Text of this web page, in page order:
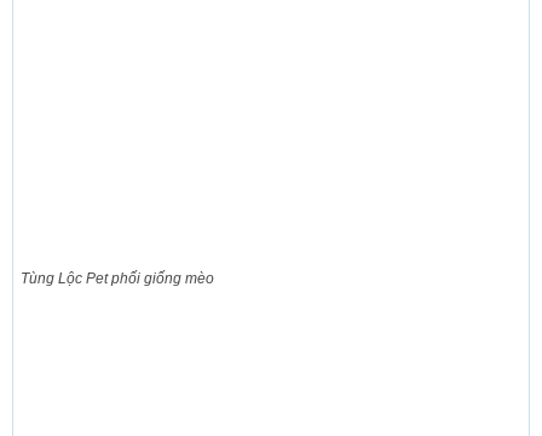
Tùng Lộc Pet phối giống mèo